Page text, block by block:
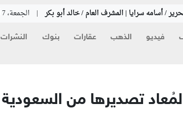
/ أسامه سرايا | المشرف العام / خالد أبو بكر | الجمعة، 7 أغسطس 2026
فيديو الذهب عقارات بنوك النشرات
تصديرها من السعودية